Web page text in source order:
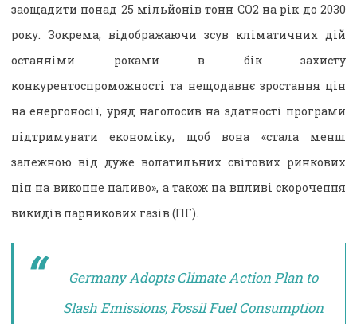
заощадити понад 25 мільйонів тонн CO2 на рік до 2030
року. Зокрема, відображаючи зсув кліматичних дій
останніми роками в бік захисту
конкурентоспроможності та нещодавнє зростання цін
на енергоносії, уряд наголосив на здатності програми
підтримувати економіку, щоб вона «стала менш
залежною від дуже волатильних світових ринкових
цін на викопне паливо», а також на впливі скорочення
викидів парникових газів (ПГ).
Germany Adopts Climate Action Plan to
Slash Emissions, Fossil Fuel Consumption